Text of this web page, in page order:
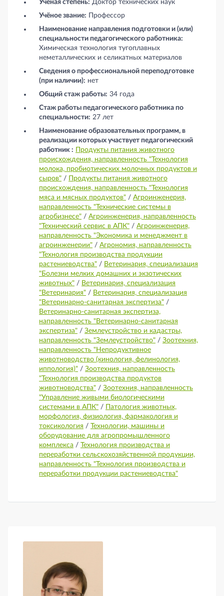
Учёная степень: Доктор технических наук
Учёное звание: Профессор
Наименование направления подготовки и (или)
специальности педагогического работника:
Химическая технология тугоплавных
неметаллических и селикатных материалов
Сведения о профессиональной переподготовке
(при наличии): нет
Общий стаж работы: 34 года
Стаж работы педагогического работника по
специальности: 27 лет
Наименование образовательных программ, в
реализации которых участвует педагогический
работник : Продукты питания животного
происхождения, направленность "Технология
молока, пробиотических молочных продуктов и
сыров" / Продукты питания животного
происхождения, направленность "Технология
мяса и мясных продуктов" / Агроинженерия,
направленность "Технические системы в
агробизнесе" / Агроинженерия, направленность
"Технический сервис в АПК" / Агроинженерия,
направленность "Экономика и менеджмент в
агроинженерии" / Агрономия, направленность
"Технология производства продукции
растениеводства" / Ветеринария, специализация
"Болезни мелких домашних и экзотических
животных" / Ветеринария, специализация
"Ветеринария" / Ветеринария, специализация
"Ветеринарно-санитарная экспертиза" /
Ветеринарно-санитарная экспертиза,
направленность "Ветеринарно-санитарная
экспертиза" / Землеустройство и кадастры,
направленность "Землеустройство" / Зоотехния,
направленность "Непродуктивное
животноводство (кинология, фелинология,
иппология)" / Зоотехния, направленность
"Технология производства продуктов
животноводства" / Зоотехния, направленность
"Управление живыми биологическими
системами в АПК" / Патология животных,
морфология, физиология, фармакология и
токсикология / Технологии, машины и
оборудование для агропромышленного
комплекса / Технология производства и
переработки сельскохозяйственной продукции,
направленность "Технология производства и
переработки продукции растениеводства"